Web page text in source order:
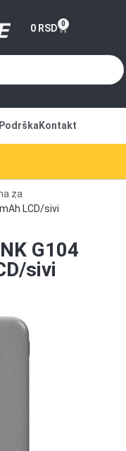
0 RSD 0
Podrška Kontakt
za
LCD/sivi
G104
sivi